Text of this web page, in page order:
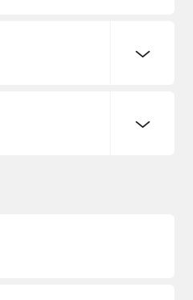
術流出防止に関す
イドライン
整備・震災復興